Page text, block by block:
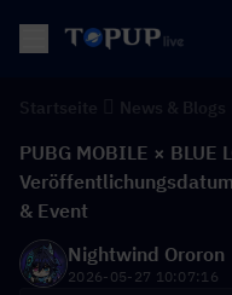
PUBG MOBILE × BLUE
& Event
Nightwind Ororon
2026-05-27 10:07:16